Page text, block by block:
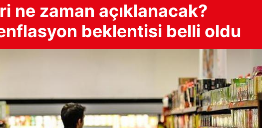
ne zaman açıklanacak?
beklentisi belli oldu